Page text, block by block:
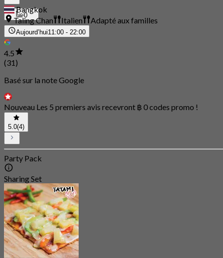
0
Bangkok
Taling Chan
Italien Adapté aux familles
Aujourd’hui11:00 - 22:00
4.5
(31)
Basé sur la note Google
Nouveau Les 5 premiers avis recevront ฿ 0 codes promo !
5.0(4)
Party Pack
Sharing Set